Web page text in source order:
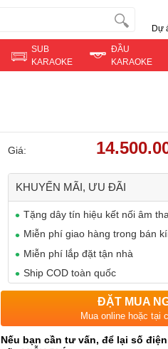
Dự
SUB
KARAOKE
ĐẦU
KARAOKE
Giá:
KHUYẾN MÃI, ƯU ĐÃI
Tặng dây tín hiệu kết nối âm
Miễn phí giao hàng trong bán
Miễn phí lắp đặt tận nhà
Ship COD toàn quốc
ĐẶT MUA
Mua online hoặc tại
Nếu bạn cần tư vấn, để lại số